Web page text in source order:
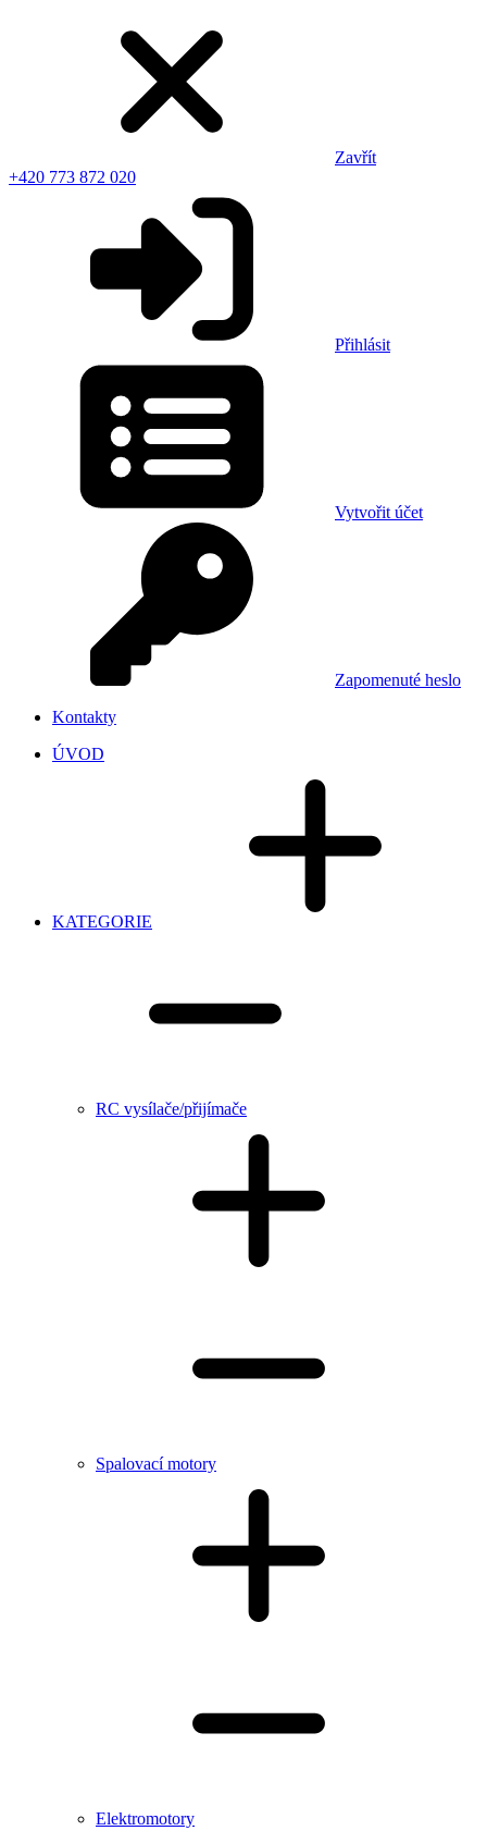
Zavřít
+420 773 872 020
Přihlásit
Vytvořit účet
Zapomenuté heslo
Kontakty
ÚVOD
KATEGORIE
RC vysílače/přijímače
Spalovací motory
Elektromotory